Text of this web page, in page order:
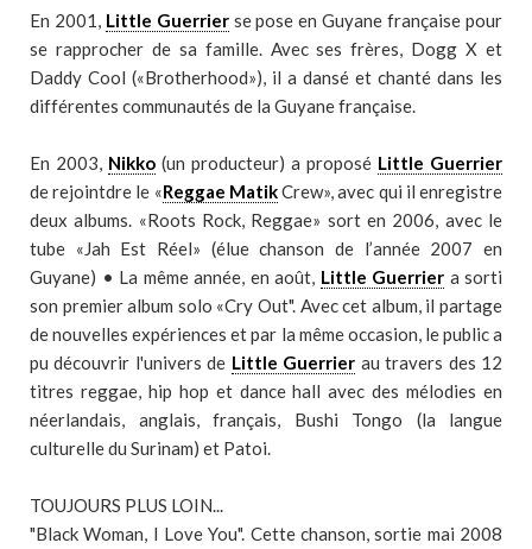
En 2001, Little Guerrierse pose en Guyane française pour
se rapprocher de sa famille. Avec ses frères, Dogg X et
Daddy Cool («Brotherhood»), il a dansé et chanté dans les
différentes communautés de la Guyane française.
En 2003, Nikko (un producteur) a proposé Little Guerrier
de rejointdre le «Reggae MatikCrew», avec qui il enregistre
deux albums. «Roots Rock, Reggae» sort en 2006, avec le
tube «Jah Est Réel» (élue chanson de l’année 2007 en
Guyane) • La même année, en août, Little Guerrier a sorti
son premier album solo «Cry Out". Avec cet album, il partage
de nouvelles expériences et par la même occasion, le public a
pu découvrir l'univers de Little Guerrier au travers des 12
titres reggae, hip hop et dance hall avec des mélodies en
néerlandais, anglais, français, Bushi Tongo (la langue
culturelle du Surinam) et Patoi.
TOUJOURS PLUS LOIN...
"Black Woman, I Love You". Cette chanson, sortie mai 2008